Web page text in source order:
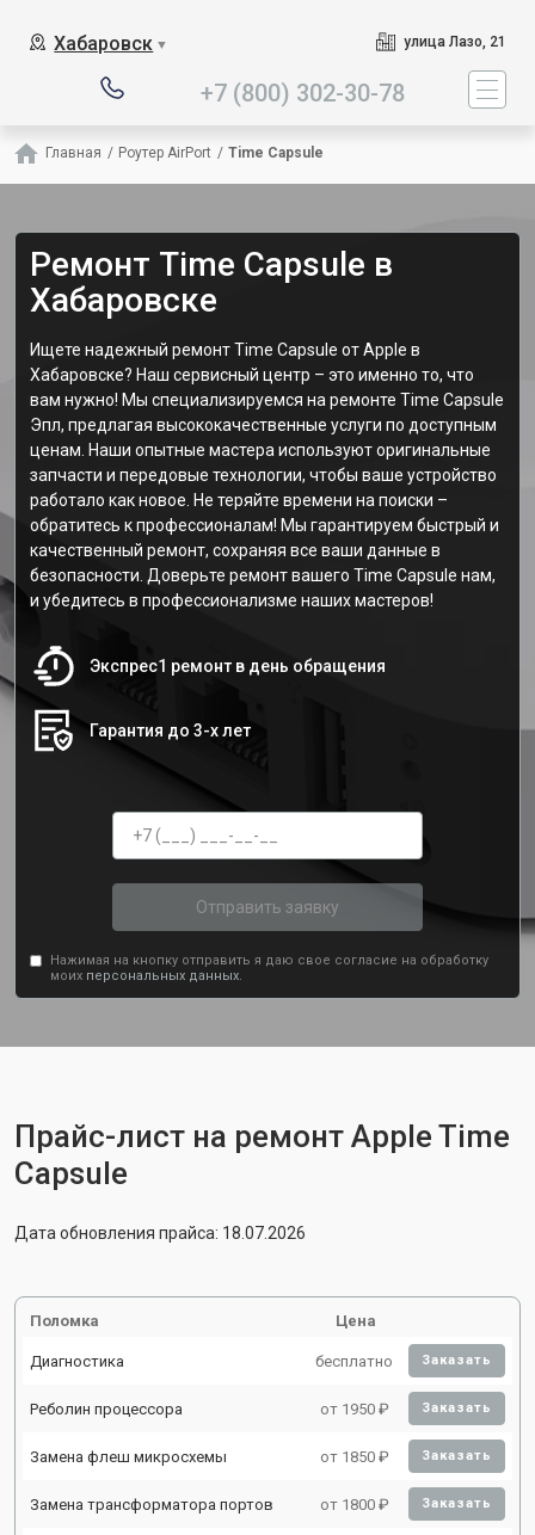
Хабаровск ▼ улица Лазо, 21
+7 (800) 302-30-78
Главная / Роутер AirPort / Time Capsule
Ремонт Time Capsule в
Хабаровске
Ищете надежный ремонт Time Capsule от Apple в
Хабаровске? Наш сервисный центр – это именно то, что
вам нужно! Мы специализируемся на ремонте Time Capsule
Эпл, предлагая высококачественные услуги по доступным
ценам. Наши опытные мастера используют оригинальные
запчасти и передовые технологии, чтобы ваше устройство
работало как новое. Не теряйте времени на поиски –
обратитесь к профессионалам! Мы гарантируем быстрый и
качественный ремонт, сохраняя все ваши данные в
безопасности. Доверьте ремонт вашего Time Capsule нам,
и убедитесь в профессионализме наших мастеров!
Экспрес1 ремонт в день обращения
Гарантия до 3-х лет
Отправить заявку
Нажимая на кнопку отправить я даю свое согласие на обработку
моих персональных данных.
Прайс-лист на ремонт Apple Time
Capsule
Дата обновления прайса: 18.07.2026
Поломка Цена
Диагностика бесплатно Заказать
Реболин процессора от 1950 ₽ Заказать
Замена флеш микросхемы от 1850 ₽ Заказать
Замена трансформатора портов от 1800 ₽ Заказать